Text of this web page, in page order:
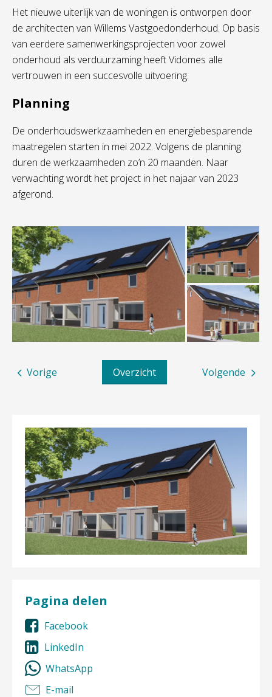
Het nieuwe uiterlijk van de woningen is ontworpen door
de architecten van Willems Vastgoedonderhoud. Op basis
van eerdere samenwerkingsprojecten voor zowel
onderhoud als verduurzaming heeft Vidomes alle
vertrouwen in een succesvolle uitvoering.
Planning
De onderhoudswerkzaamheden en energiebesparende
maatregelen starten in mei 2022. Volgens de planning
duren de werkzaamheden zo’n 20 maanden. Naar
verwachting wordt het project in het najaar van 2023
afgerond.
Volgende
Overzicht
Vorige
Pagina delen
Facebook
LinkedIn
WhatsApp
E-mail